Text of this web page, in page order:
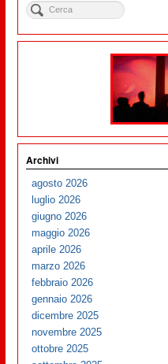
Archivi
agosto 2026
luglio 2026
giugno 2026
maggio 2026
aprile 2026
marzo 2026
febbraio 2026
gennaio 2026
dicembre 2025
novembre 2025
ottobre 2025